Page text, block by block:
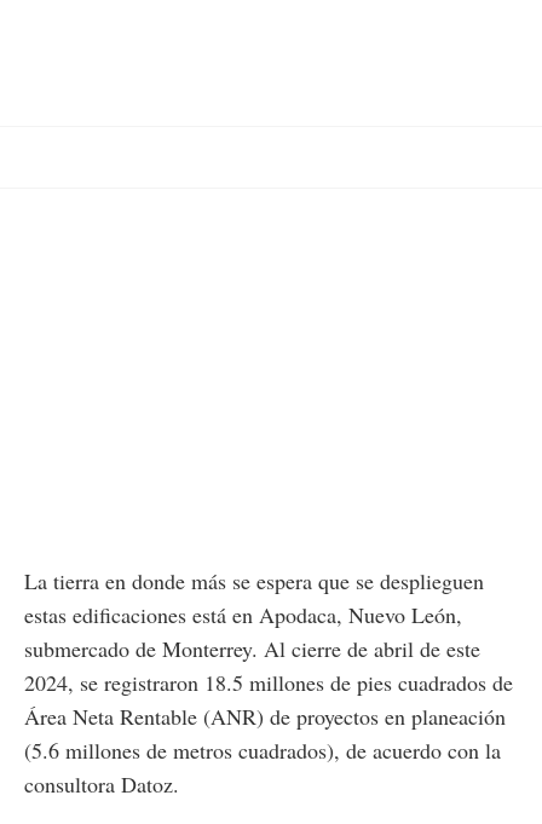
La tierra en donde más se espera que se desplieguen
estas edificaciones está en Apodaca, Nuevo León,
submercado de Monterrey. Al cierre de abril de este
2024, se registraron 18.5 millones de pies cuadrados de
Área Neta Rentable (ANR) de proyectos en planeación
(5.6 millones de metros cuadrados), de acuerdo con la
consultora Datoz.